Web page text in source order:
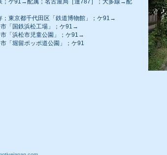
；ケ91→配属；名古屋局［達787］；大多線→配
東京都千代田区「鉄道博物館」；ケ91→
「国鉄浜松工場」；ケ91→
「浜松市児童公園」；ケ91→
「堀留ポッポ道公園」；ケ91